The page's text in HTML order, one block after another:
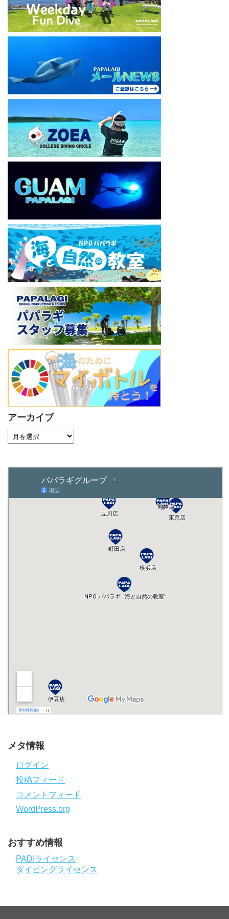
アーカイブ
メタ情報
ログイン
投稿フィード
コメントフィード
WordPress.org
おすすめ情報
PADIライセンス
ダイビングライセンス